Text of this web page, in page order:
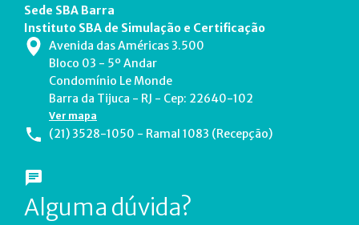
Sede SBA Barra
Instituto SBA de Simulação e Certificação
Avenida das Américas 3.500
Bloco 03 - 5º Andar
Condomínio Le Monde
Barra da Tijuca - RJ - Cep: 22640-102
Ver mapa
(21) 3528-1050 - Ramal 1083 (Recepção)
Alguma dúvida?